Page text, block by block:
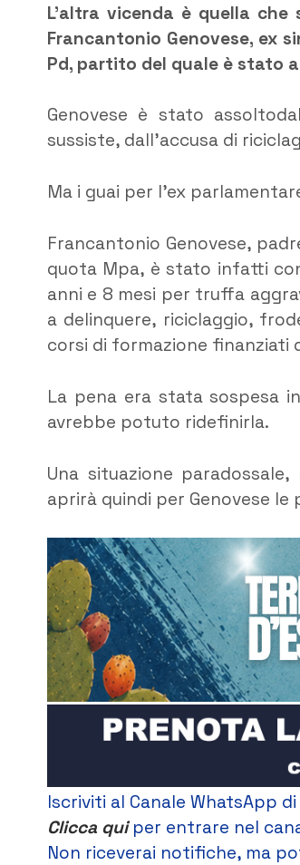
L’altra vicenda è quella
Francantonio Genovese, ex
Pd, partito del quale è stato
Genovese è stato
sussiste, dall’accusa di
Ma i guai per l’ex
Francantonio Genovese,
quota Mpa, è stato infatti
anni e 8 mesi per truffa
a delinquere, riciclaggio,
corsi di formazione finanziati
La pena era stata sospesa
avrebbe potuto ridefinirla.
Una situazione
aprirà quindi per Genovese
Iscriviti al Canale WhatsApp
Clicca quiper entrare nel
Non riceverai notifiche, ma